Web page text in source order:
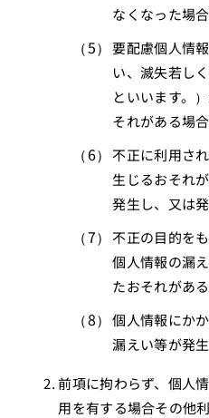
なくなった場合
要配慮個人情
い、滅失若し
といいます。
それがある場合
不正に利用さ
生じるおそれ
発生し、又は
不正の目的を
個人情報の漏
たおそれがあ
個人情報にか
漏えい等が発
前項に拘わらず、個人
用を有する場合その他